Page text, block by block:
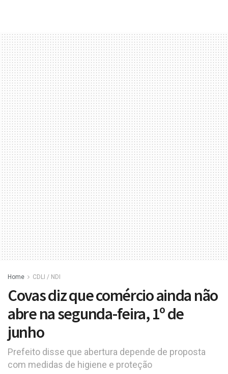
Home CDLI / NDI
Covas diz que comércio ainda não
abre na segunda-feira, 1º de
junho
Prefeito disse que abertura depende de proposta
com medidas de higiene e proteção